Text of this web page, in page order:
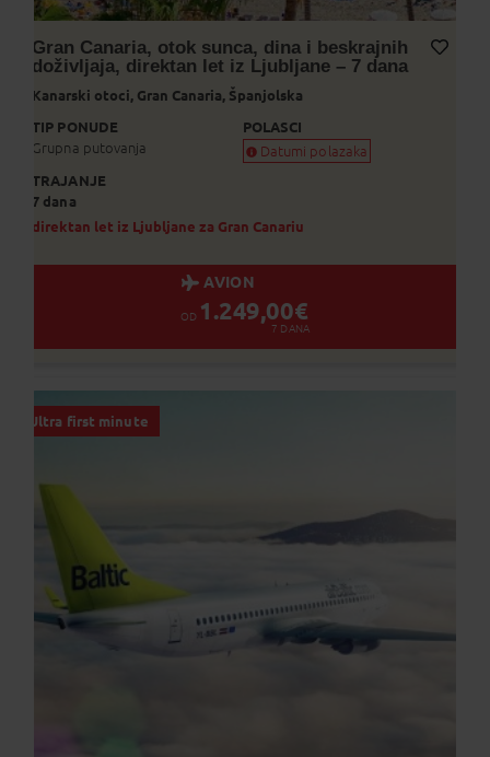
Gran Canaria, otok sunca, dina i beskrajnih
doživljaja, direktan let iz Ljubljane – 7 dana
Kanarski otoci, Gran Canaria, Španjolska
TIP PONUDE
Grupna putovanja
POLASCI
Datumi polazaka
Popunjeno
TRAJANJE
7 dana
direktan let iz Ljubljane za Gran Canariu
AVION
OD 1.249,00€
7 DANA
Ultra first minute